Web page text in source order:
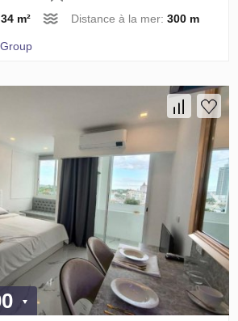
34 m² Distance à la mer:300 m